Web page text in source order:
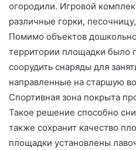
огородили. Игровой
различные горки,
Помимо объектов
территории площадки было
соорудить снаряды для
направленные на старшую
Спортивная зона покрыта
Такое решение способно
также сохранит качество
площадки установлены